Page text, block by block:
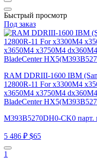
Быстрый просмотр
Под заказ
RAM DDRIII-1600 IBM
12800R-11 For x3300M4
x3650M4 x3750M4
BladeCenter
M393B5270DH0-CK0 парт.
5 486 ₽ $65
1